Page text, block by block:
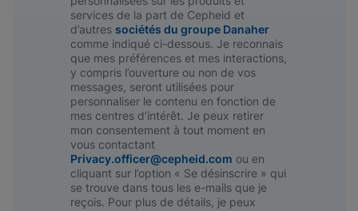
services de la part de Cepheid et
d’autres sociétés du groupe Danaher
comme indiqué ci-dessous. Je reconnais
que mes préférences et mes interactions,
y compris l’ouverture ou non de vos
messages, seront utilisées pour
personnaliser le contenu en fonction de
mes centres d’intérêt. Je peux retirer
mon consentement à tout moment en
vous contactant
Privacy.officer@cepheid.com ou en
cliquant sur l’option « Se désinscrire » qui
se trouve dans tous les e-mails que je
reçois. Pour plus de détails, je peux